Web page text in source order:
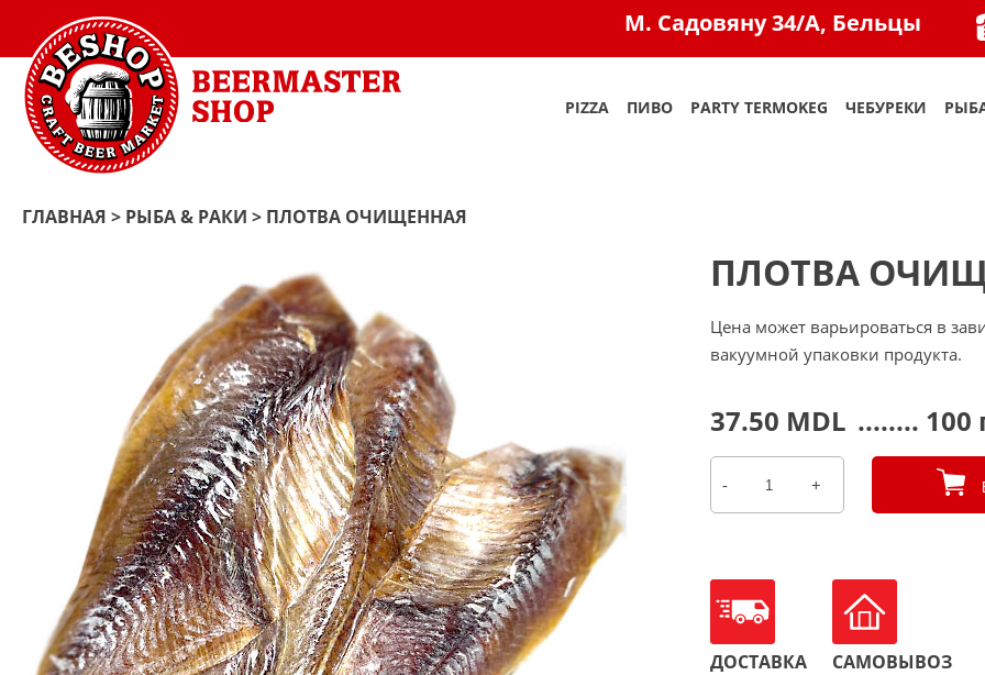
M. Садовяну 34/A, Бельцы
PIZZA ПИВО PARTY TERMOKEG ЧЕБУРЕКИ
ГЛАВНАЯ > РЫБА & РАКИ > ПЛОТВА ОЧИЩЕННАЯ
ПЛОТВА
Цена может варьироваться в
вакуумной упаковки продукта.
37.50 MDL ........ 100
Количество
очищенная
- +
ДОСТАВКА САМОВЫВОЗ